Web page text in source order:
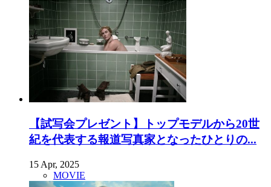
【試写会プレゼント】トップモデルから20世
紀を代表する報道写真家となったひとりの...
15 Apr, 2025
MOVIE